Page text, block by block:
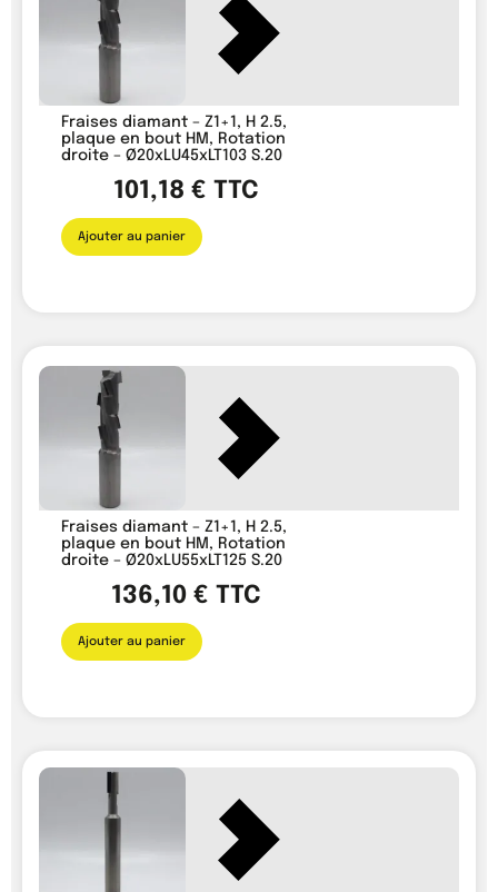
Fraises diamant – Z1+1, H 2.5,
plaque en bout HM, Rotation
droite – Ø20xLU45xLT103 S.20
101,18€ TTC
Ajouter au panier
Fraises diamant – Z1+1, H 2.5,
plaque en bout HM, Rotation
droite – Ø20xLU55xLT125 S.20
136,10€ TTC
Ajouter au panier